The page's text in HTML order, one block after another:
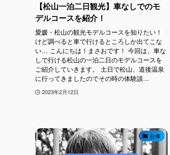
【松山一泊二日観光】車なしでのモ
デルコースを紹介！
愛媛・松山の観光モデルコースを知りたい！
けど調べると車で行けるところしか出てこな
い… こんにちは！まさおです！ 今回は、車な
しで行ける松山の一泊二日のモデルコースを
ご紹介していきます。 土日で松山、道後温泉
に行ってきましたのでその時の体験談...
2023年2月12日
仕事